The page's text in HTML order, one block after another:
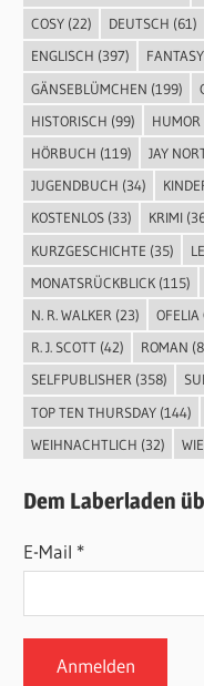
COSY(22) DEUTSCH (61)
ENGLISCH (397) FANTASY
GÄNSEBLÜMCHEN (199)
HISTORISCH (99) HUMOR
HÖRBUCH (119) JAY
JUGENDBUCH (34)
KOSTENLOS(33) KRIMI
KURZGESCHICHTE (35)
MONATSRÜCKBLICK(115)
N. R. WALKER (23) OFELIA
R. J. SCOTT(42) ROMAN
SELFPUBLISHER(358)
TOP TEN THURSDAY(144)
WEIHNACHTLICH (32)
Dem Laberladen
E-Mail *